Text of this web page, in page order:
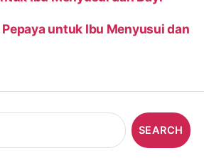
untuk Ibu Menyusui dan